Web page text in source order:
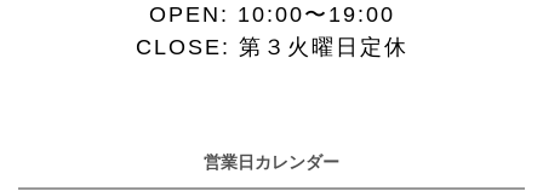
ま
す。
ン
OPEN: 10:00〜19:00
CLOSE: 第３火曜日定休
営業日カレンダー